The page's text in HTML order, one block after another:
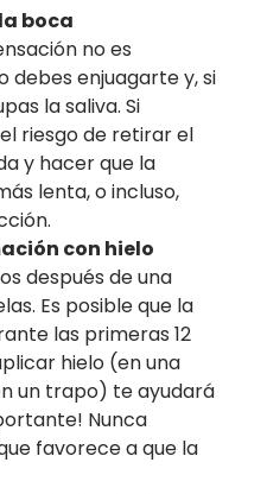
boca
no es
debes enjuagarte y, si
la saliva. Si
riesgo de retirar el
y hacer que la
lenta, o incluso,
con hielo
después de una
Es posible que la
las primeras 12
hielo (en una
un trapo) te ayudará
Nunca
favorece a que la